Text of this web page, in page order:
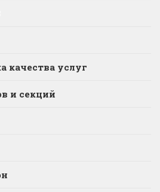
качества услуг
и секций